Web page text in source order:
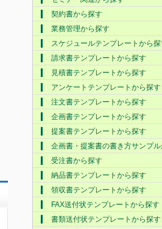
契約書から探す
業務管理から探す
スケジュールテンプレートから
請求書テンプレートから探す
見積書テンプレートから探す
アンケートテンプレートから探す
注文書テンプレートから探す
企画書テンプレートから探す
提案書テンプレートから探す
企画書・提案書の書き方サンプ
受注書から探す
納品書テンプレートから探す
領収書テンプレートから探す
FAX送付状テンプレートから探す
書類送付状テンプレートから探す